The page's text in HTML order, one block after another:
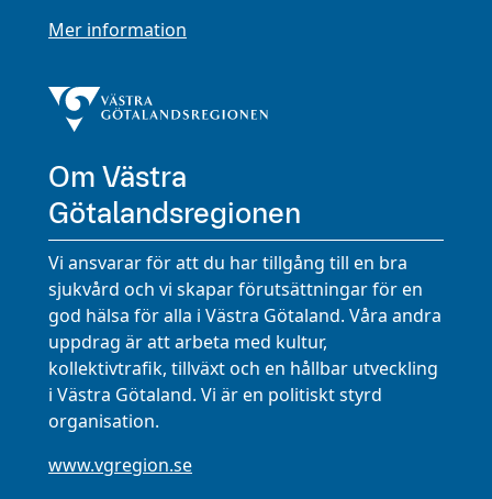
Mer information
Om Västra
Götalandsregionen
Vi ansvarar för att du har tillgång till en bra
sjukvård och vi skapar förutsättningar för en
god hälsa för alla i Västra Götaland. Våra andra
uppdrag är att arbeta med kultur,
kollektivtrafik, tillväxt och en hållbar utveckling
i Västra Götaland. Vi är en politiskt styrd
organisation.
www.vgregion.se